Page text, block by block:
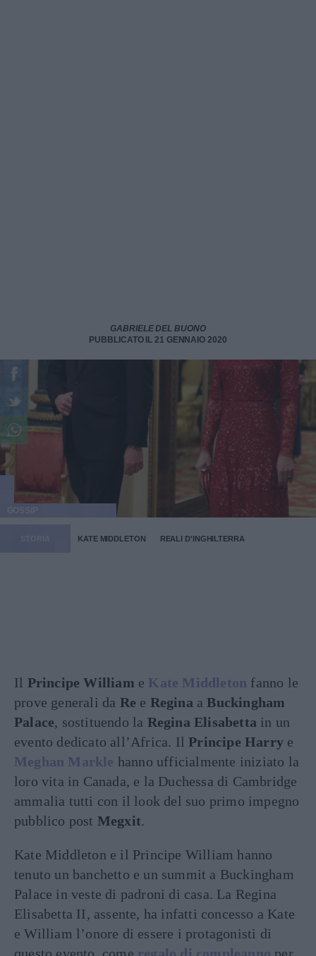
GABRIELE DEL BUONO
PUBBLICATO IL 21 GENNAIO 2020
KATE MIDDLETON REALI D'INGHILTERRA
Il Principe William e Kate Middleton fanno le
prove generali da Re e Regina aBuckingham
Palace, sostituendo la Regina Elisabetta in un
evento dedicato all’Africa. IlPrincipe Harry e
Meghan Markle hanno ufficialmente iniziato la
loro vita in Canada, e la Duchessa di Cambridge
ammalia tutti con il look del suo primo impegno
pubblico post Megxit.
Kate Middleton e il Principe William hanno
tenuto un banchetto e un summit a Buckingham
Palace in veste di padroni di casa. La Regina
Elisabetta II, assente, ha infatti concesso a Kate
e William l’onore di essere i protagonisti di